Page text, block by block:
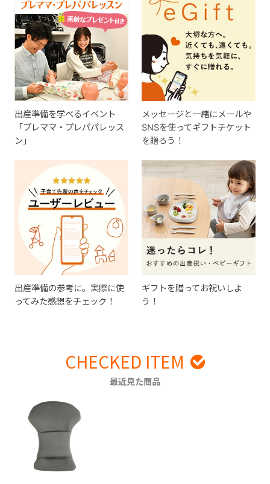
出産準備を学べるイベント
「プレママ・プレパパレッス
ン」
メッセージと一緒にメールや
SNSを使ってギフトチケット
を贈ろう！
出産準備の参考に。実際に使
ってみた感想をチェック！
ギフトを贈ってお祝いしよ
う！
CHECKED ITEM
最近見た商品